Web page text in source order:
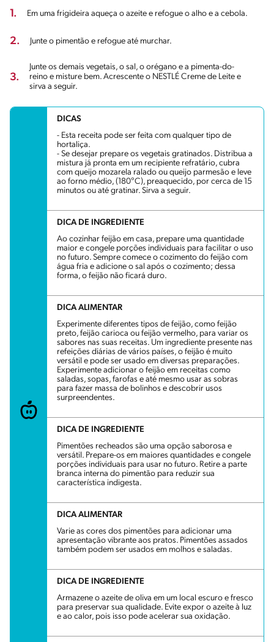
1. Em uma frigideira aqueça o azeite e refogue o alho e a cebola.
2. Junte o pimentão e refogue até murchar.
3.
Junte os demais vegetais, o sal, o orégano e a pimenta-do-
reino e misture bem. Acrescente o NESTLÉ Creme de Leite e
sirva a seguir.
DICAS
- Esta receita pode ser feita com qualquer tipo de
hortaliça.
- Se desejar prepare os vegetais gratinados. Distribua a
mistura já pronta em um recipiente refratário, cubra
com queijo mozarela ralado ou queijo parmesão e leve
ao forno médio, (180°C), preaquecido, por cerca de 15
minutos ou até gratinar. Sirva a seguir.
DICA DE INGREDIENTE
Ao cozinhar feijão em casa, prepare uma quantidade
maior e congele porções individuais para facilitar o uso
no futuro. Sempre comece o cozimento do feijão com
água fria e adicione o sal após o cozimento; dessa
forma, o feijão não ficará duro.
DICA ALIMENTAR
Experimente diferentes tipos de feijão, como feijão
preto, feijão carioca ou feijão vermelho, para variar os
sabores nas suas receitas. Um ingrediente presente nas
refeições diárias de vários países, o feijão é muito
versátil e pode ser usado em diversas preparações.
Experimente adicionar o feijão em receitas como
saladas, sopas, farofas e até mesmo usar as sobras
para fazer massa de bolinhos e descobrir usos
surpreendentes.
DICA DE INGREDIENTE
Pimentões recheados são uma opção saborosa e
versátil. Prepare-os em maiores quantidades e congele
porções individuais para usar no futuro. Retire a parte
branca interna do pimentão para reduzir sua
característica indigesta.
DICA ALIMENTAR
Varie as cores dos pimentões para adicionar uma
apresentação vibrante aos pratos. Pimentões assados
também podem ser usados em molhos e saladas.
DICA DE INGREDIENTE
Armazene o azeite de oliva em um local escuro e fresco
para preservar sua qualidade. Evite expor o azeite à luz
e ao calor, pois isso pode acelerar sua oxidação.